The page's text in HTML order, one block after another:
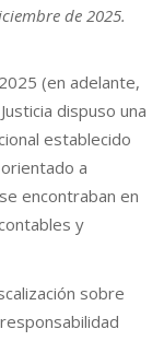
de 2025.
(en adelante,
dispuso una
establecido
a
encontraban en
y
sobre